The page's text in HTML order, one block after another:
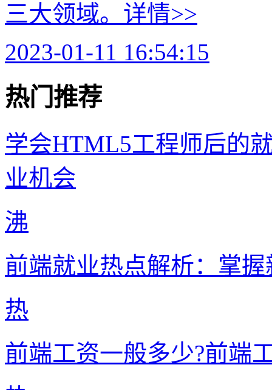
三大领域。 详情>>
2023-01-11 16:54:15
热门推荐
学会HTML5工程师后的
业机会
沸
前端就业热点解析：掌
热
前端工资一般多少?前端